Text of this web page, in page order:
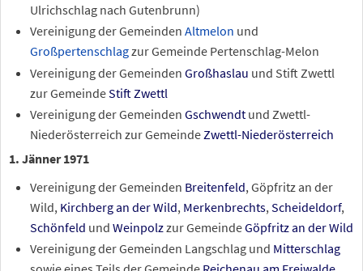
Ulrichschlag nach Gutenbrunn)
Vereinigung der Gemeinden Altmelon und
Großpertenschlagzur Gemeinde Pertenschlag-Melon
Vereinigung der Gemeinden Großhaslau und Stift Zwettl
zur GemeindeStift Zwettl
Vereinigung der Gemeinden Gschwendtund Zwettl-
Niederösterreich zur GemeindeZwettl-Niederösterreich
1. Jänner 1971
Vereinigung der Gemeinden Breitenfeld, Göpfritz an der
Wild, Kirchberg an der Wild, Merkenbrechts, Scheideldorf,
Schönfeld und Weinpolzzur GemeindeGöpfritz an der Wild
Vereinigung der Gemeinden Langschlag und Mitterschlag